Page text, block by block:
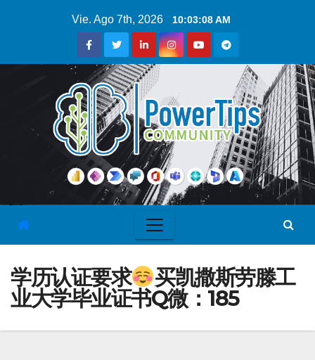
Vie. Ago 7th, 2026 10:03:08 AM
学历认证要求
买凯撒斯劳滕工
业大学毕业证书Q微：185